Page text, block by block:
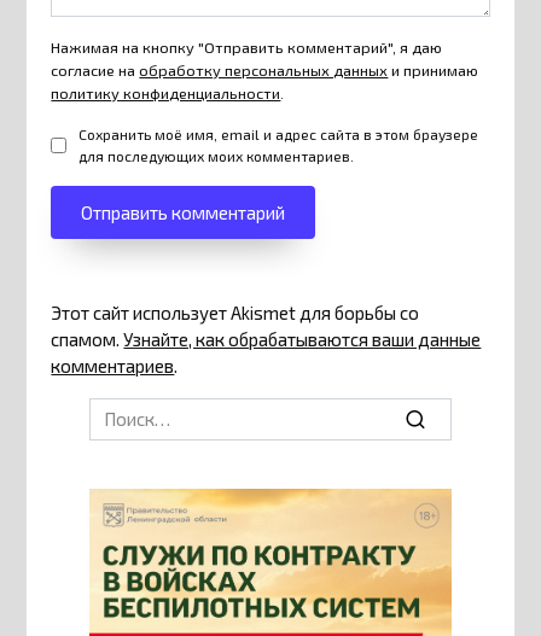
Нажимая на кнопку "Отправить комментарий", я даю
согласие наобработку персональных данныхи принимаю
политику конфиденциальности.
Сохранить моё имя, email и адрес сайта в этом браузере
для последующих моих комментариев.
Этот сайт использует Akismet для борьбы со
спамом.Узнайте, как обрабатываются ваши данные
комментариев
Search
for: